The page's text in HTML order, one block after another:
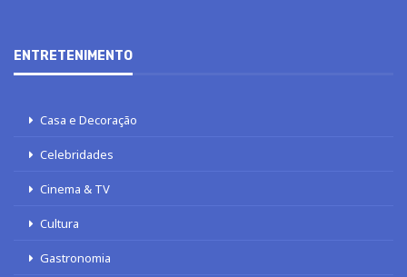
ENTRETENIMENTO
Casa e Decoração
Celebridades
Cinema & TV
Cultura
Gastronomia